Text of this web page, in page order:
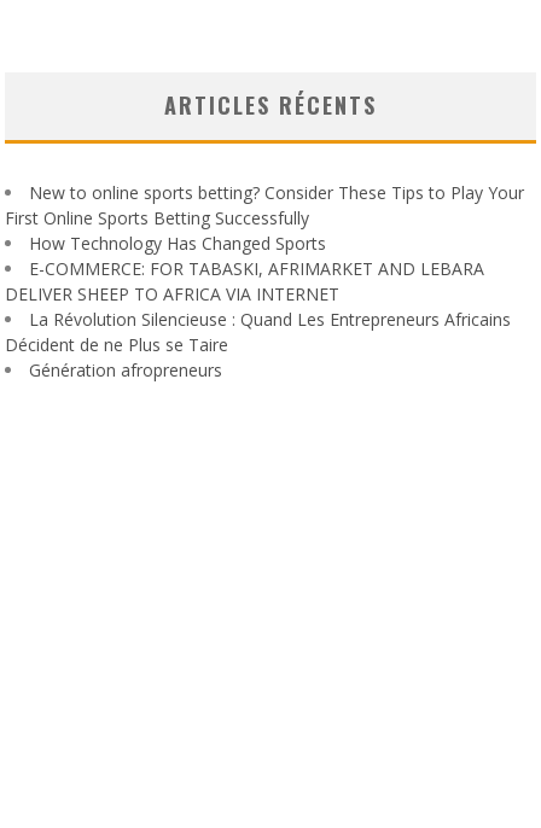
ARTICLES RÉCENTS
New to online sports betting? Consider These Tips to Play Your
First Online Sports Betting Successfully
How Technology Has Changed Sports
E-COMMERCE: FOR TABASKI, AFRIMARKET AND LEBARA
DELIVER SHEEP TO AFRICA VIA INTERNET
La Révolution Silencieuse : Quand Les Entrepreneurs Africains
Décident de ne Plus se Taire
Génération afropreneurs